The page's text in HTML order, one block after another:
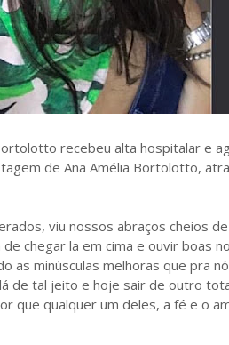
recebeu alta hospitalar e
de Ana Amélia Bortolotto,
viu nossos abraços cheios
chegar la em cima e ouvir boas
minúsculas melhoras que pra
de tal jeito e hoje sair de outro
que qualquer um deles, a fé e o